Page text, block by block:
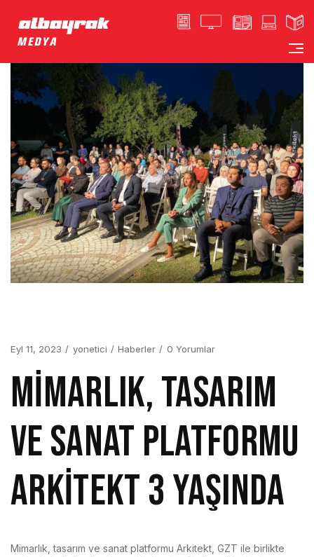
Eyl 11, 2023 yonetici Haberler 0 Yorumlar
MİMARLIK, TASARIM
VE SANAT PLATFORMU
ARKİTEKT 3 YAŞINDA
Mimarlık, tasarım ve sanat platformu Arkitekt, GZT ile birlikte